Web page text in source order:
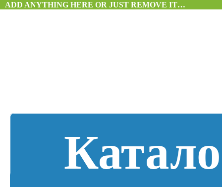
ADD ANYTHING HERE OR JUST REMOVE IT…